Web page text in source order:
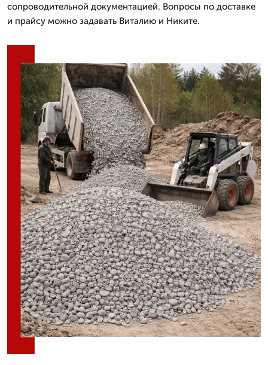
сопроводительной документацией. Вопросы по доставке
и прайсу можно задавать Виталию и Никите.